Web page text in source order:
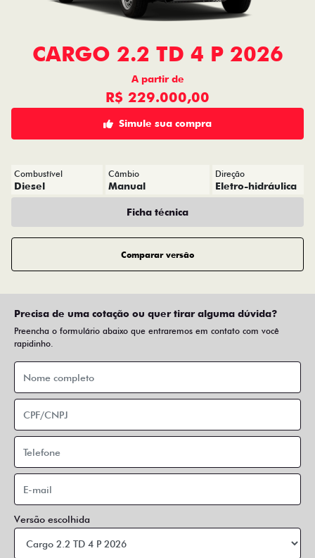
CARGO 2.2 TD 4 P 2026
A partir de
R$ 229.000,00
Simule sua compra
Combustível
Diesel
Câmbio
Manual
Direção
Eletro-hidráulica
Ficha técnica
Comparar versão
Precisa de uma cotação ou quer tirar alguma dúvida?
Preencha o formulário abaixo que entraremos em contato com você
rapidinho.
Versão escolhida